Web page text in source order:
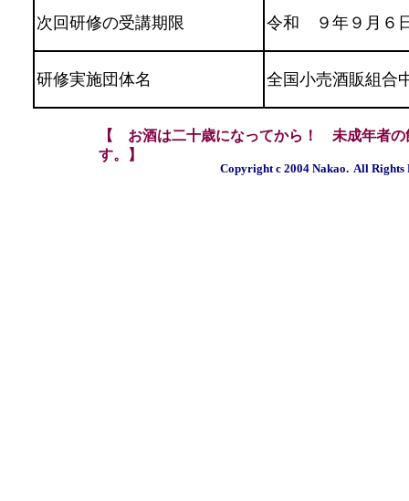
【 お酒は二十歳になってから！ 未成年者の
す。】
Copyright c 2004 Nakao. All Rights
次回研修の受講期限 令和 ９年９月６
研修実施団体名 全国小売酒販組合